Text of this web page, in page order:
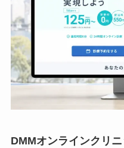
DMMオンラインクリニ